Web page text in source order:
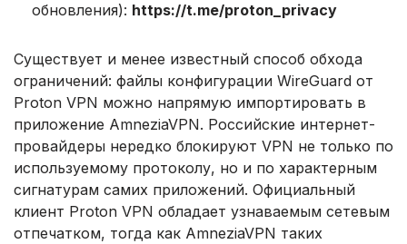
обновления): https://t.me/proton_privacy
Существует и менее известный способ обхода
ограничений: файлы конфигурации WireGuard от
Proton VPN можно напрямую импортировать в
приложение AmneziaVPN. Российские интернет-
провайдеры нередко блокируют VPN не только по
используемому протоколу, но и по характерным
сигнатурам самих приложений. Официальный
клиент Proton VPN обладает узнаваемым сетевым
отпечатком, тогда как AmneziaVPN таких